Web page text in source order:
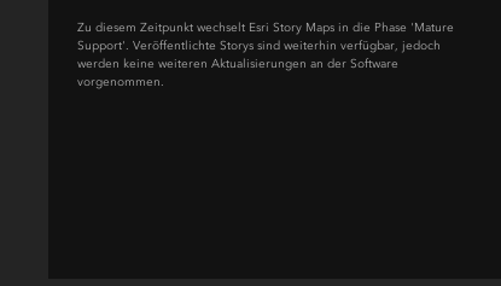
Zu diesem Zeitpunkt wechselt Esri Story Maps in die Phase 'Mature
Support'. Veröffentlichte Storys sind weiterhin verfügbar, jedoch
werden keine weiteren Aktualisierungen an der Software
vorgenommen.